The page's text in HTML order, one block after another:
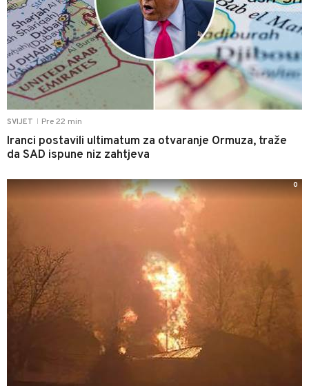
SVIJET Pre 22 min
Iranci postavili ultimatum za otvaranje Ormuza, traže
da SAD ispune niz zahtjeva
0